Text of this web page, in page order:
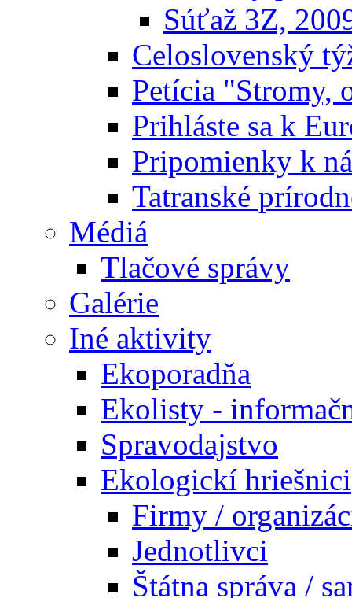
Súťaž 3Z,
Celoslovenský
Petícia "Stromy,
Prihláste sa k
Pripomienky k
Tatranské
Médiá
Tlačové správy
Galérie
Iné aktivity
Ekoporadňa
Ekolisty -
Spravodajstvo
Ekologickí hriešnici
Firmy /
Jednotlivci
Štátna správa /